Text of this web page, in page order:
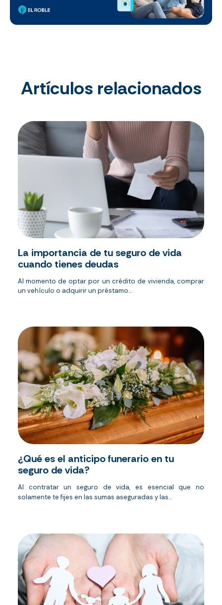
Artículos relacionados
La importancia de tu seguro de vida
cuando tienes deudas
Al momento de optar por un crédito de vivienda, comprar
un vehículo o adquirir un préstamo...
¿Qué es el anticipo funerario en tu
seguro de vida?
Al contratar un seguro de vida, es esencial que no
solamente te fijes en las sumas aseguradas y las...